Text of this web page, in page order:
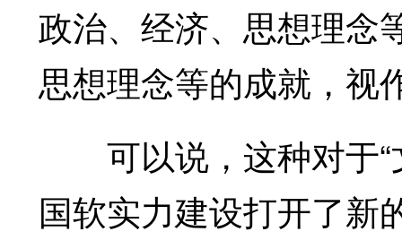
政治、经济、思想理念
思想理念等的成就，视
可以说，这种对于“
国软实力建设打开了新